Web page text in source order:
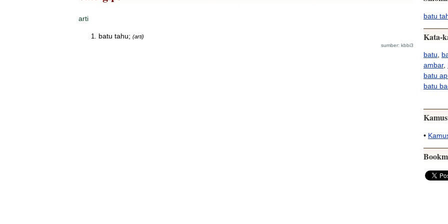
arti
batu tahu; (arti)
sumber: kbbi3
batu
Kata-
batu
ambar,
batu
batu
•